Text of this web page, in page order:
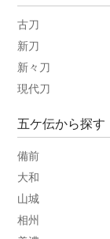
古刀
新刀
新々刀
現代刀
五ケ伝から探す
備前
大和
山城
相州